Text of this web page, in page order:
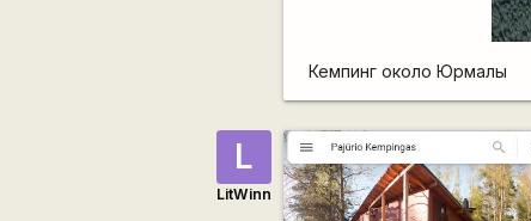
Кемпинг около Юрмалы
L
LitWinn